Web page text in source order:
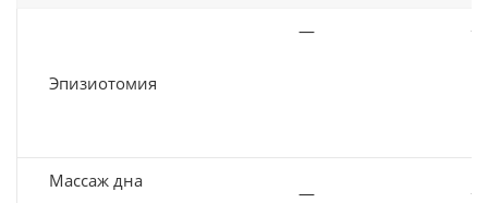
Эпизиотомия
— +
Массаж дна
— +